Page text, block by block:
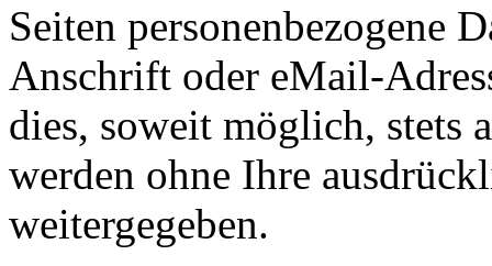
Seiten personenbezogene
Anschrift oder eMail-
dies, soweit möglich, stets
werden ohne Ihre
weitergegeben.